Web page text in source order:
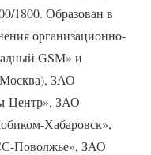
1800. Образован в
организационно-
GSM» и
ЗАО
Центр», ЗАО
Хабаровск»,
Поволжье», ЗАО